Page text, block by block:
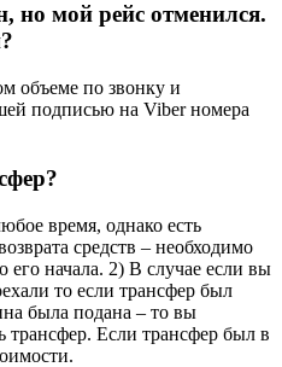
но мой рейс отменился.
объеме по звонку и
подписью на Viber номера
время, однако есть
средств – необходимо
его начала. 2) В случае если вы
то если трансфер был
была подана – то вы
трансфер. Если трансфер был в